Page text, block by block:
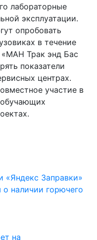
лабораторные
эксплуатации.
опробовать
в течение
«МАН Трак энд Бас
показатели
центрах.
участие в
«Яндекс Заправки»
наличии горючего
на